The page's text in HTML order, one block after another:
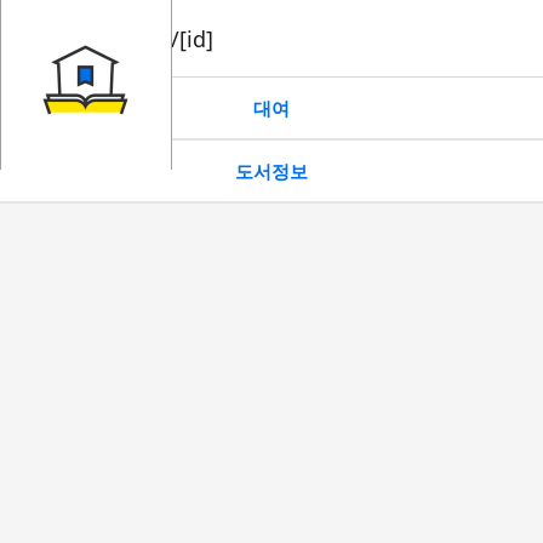
book/rent/[id]
대여
도서정보